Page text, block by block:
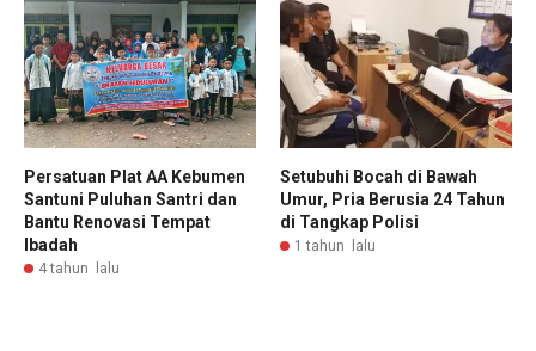
Persatuan Plat AA Kebumen
Santuni Puluhan Santri dan
Bantu Renovasi Tempat
Ibadah
4 tahun lalu
Setubuhi Bocah di Bawah
Umur, Pria Berusia 24 Tahun
di Tangkap Polisi
1 tahun lalu